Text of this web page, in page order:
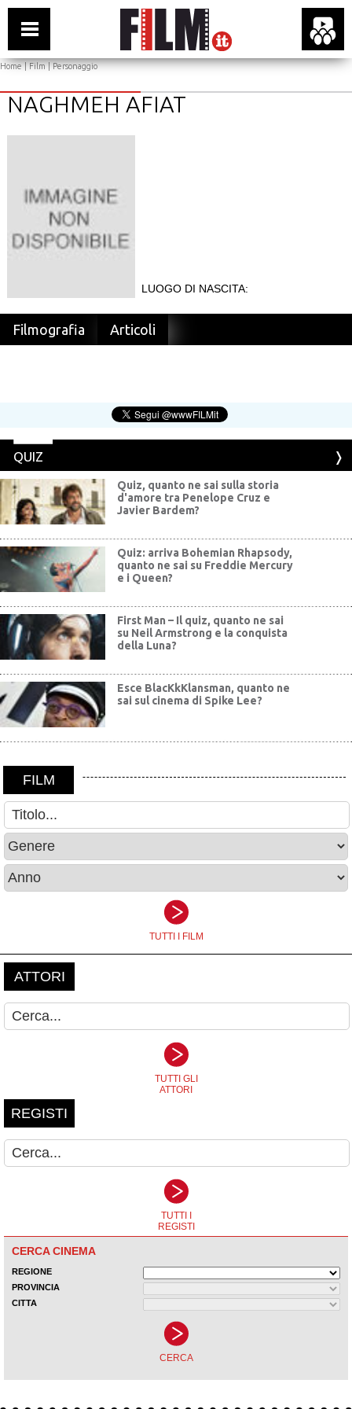
Home|Film| Personaggio
NAGHMEH AFIAT
LUOGO DI NASCITA:
Filmografia Articoli
QUIZ
Quiz, quanto ne sai sulla storia
d'amore tra Penelope Cruz e
Javier Bardem?
Quiz: arriva Bohemian Rhapsody,
quanto ne sai su Freddie Mercury
e i Queen?
First Man – Il quiz, quanto ne sai
su Neil Armstrong e la conquista
della Luna?
Esce BlacKkKlansman, quanto ne
sai sul cinema di Spike Lee?